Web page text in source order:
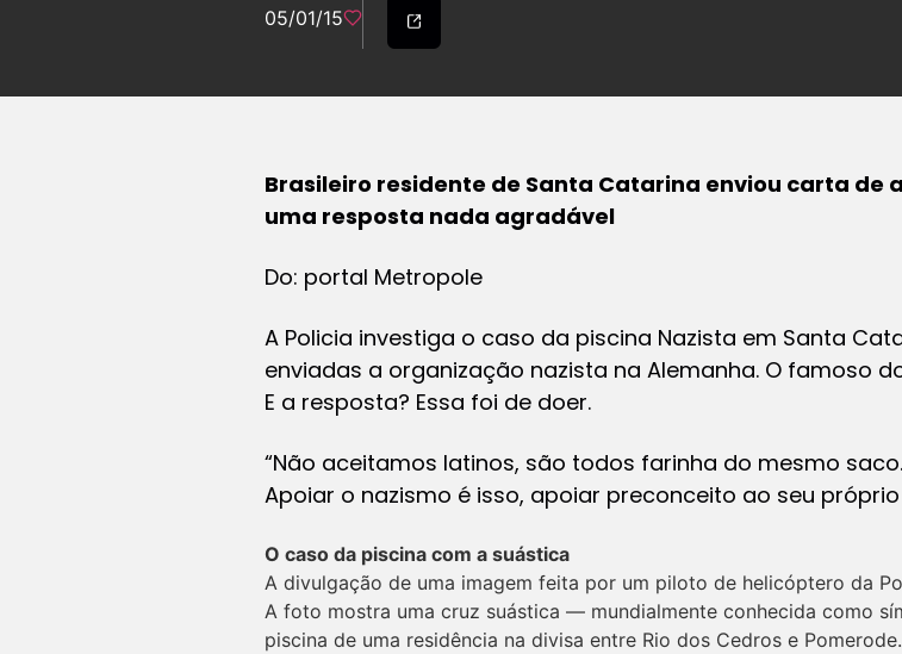
05/01/15
Brasileiro residente de Santa Catarina enviou carta de
uma resposta nada agradável
Do: portal Metropole
A Policia investiga o caso da piscina Nazista em Santa
enviadas a organização nazista na Alemanha. O famoso
E a resposta? Essa foi de doer.
“Não aceitamos latinos, são todos farinha do mesmo
Apoiar o nazismo é isso, apoiar preconceito ao seu
O caso da piscina com a suástica
A divulgação de uma imagem feita por um piloto de helicóptero da
A foto mostra uma cruz suástica — mundialmente conhecida como
piscina de uma residência na divisa entre Rio dos Cedros e